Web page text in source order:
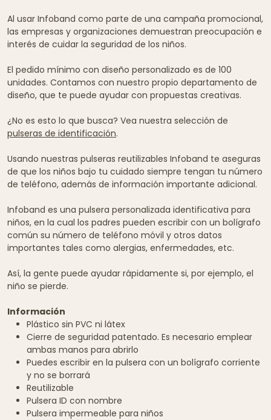
Al usar Infoband como parte de una campaña promocional,
las empresas y organizaciones demuestran preocupación e
interés de cuidar la seguridad de los niños.
El pedido mínimo con diseño personalizado es de 100
unidades. Contamos con nuestro propio departamento de
diseño, que te puede ayudar con propuestas creativas.
¿No es esto lo que busca? Vea nuestra selección de
pulseras de identificación.
Usando nuestras pulseras reutilizables Infoband te aseguras
de que los niños bajo tu cuidado siempre tengan tu número
de teléfono, además de información importante adicional.
Infoband es una pulsera personalizada identificativa para
niños, en la cual los padres pueden escribir con un bolígrafo
común su número de teléfono móvil y otros datos
importantes tales como alergias, enfermedades, etc.
Así, la gente puede ayudar rápidamente si, por ejemplo, el
niño se pierde.
Información
Plástico sin PVC ni látex
Cierre de seguridad patentado. Es necesario emplear
ambas manos para abrirlo
Puedes escribir en la pulsera con un bolígrafo corriente
y no se borrará
Reutilizable
Pulsera ID con nombre
Pulsera impermeable para niños